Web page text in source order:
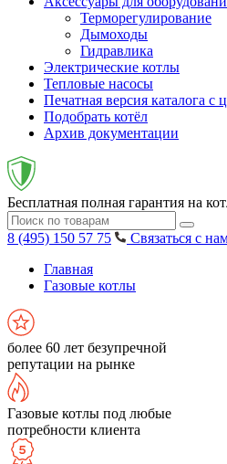
Терморегулирование
Дымоходы
Гидравлика
Электрические котлы
Тепловые насосы
Печатная версия каталога с
Подобрать котёл
Архив документации
Бесплатная полная гарантия на
8 (495) 150 57 75
Связаться с
Главная
Газовые котлы
более 60 лет безупречной
репутации на рынке
Газовые котлы под любые
потребности клиента